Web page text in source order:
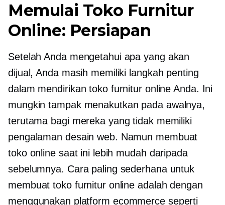
Memulai Toko Furnitur
Online: Persiapan
Setelah Anda mengetahui apa yang akan
dijual, Anda masih memiliki langkah penting
dalam mendirikan toko furnitur online Anda. Ini
mungkin tampak menakutkan pada awalnya,
terutama bagi mereka yang tidak memiliki
pengalaman desain web. Namun membuat
toko online saat ini lebih mudah daripada
sebelumnya. Cara paling sederhana untuk
membuat toko furnitur online adalah dengan
menggunakan platform ecommerce seperti